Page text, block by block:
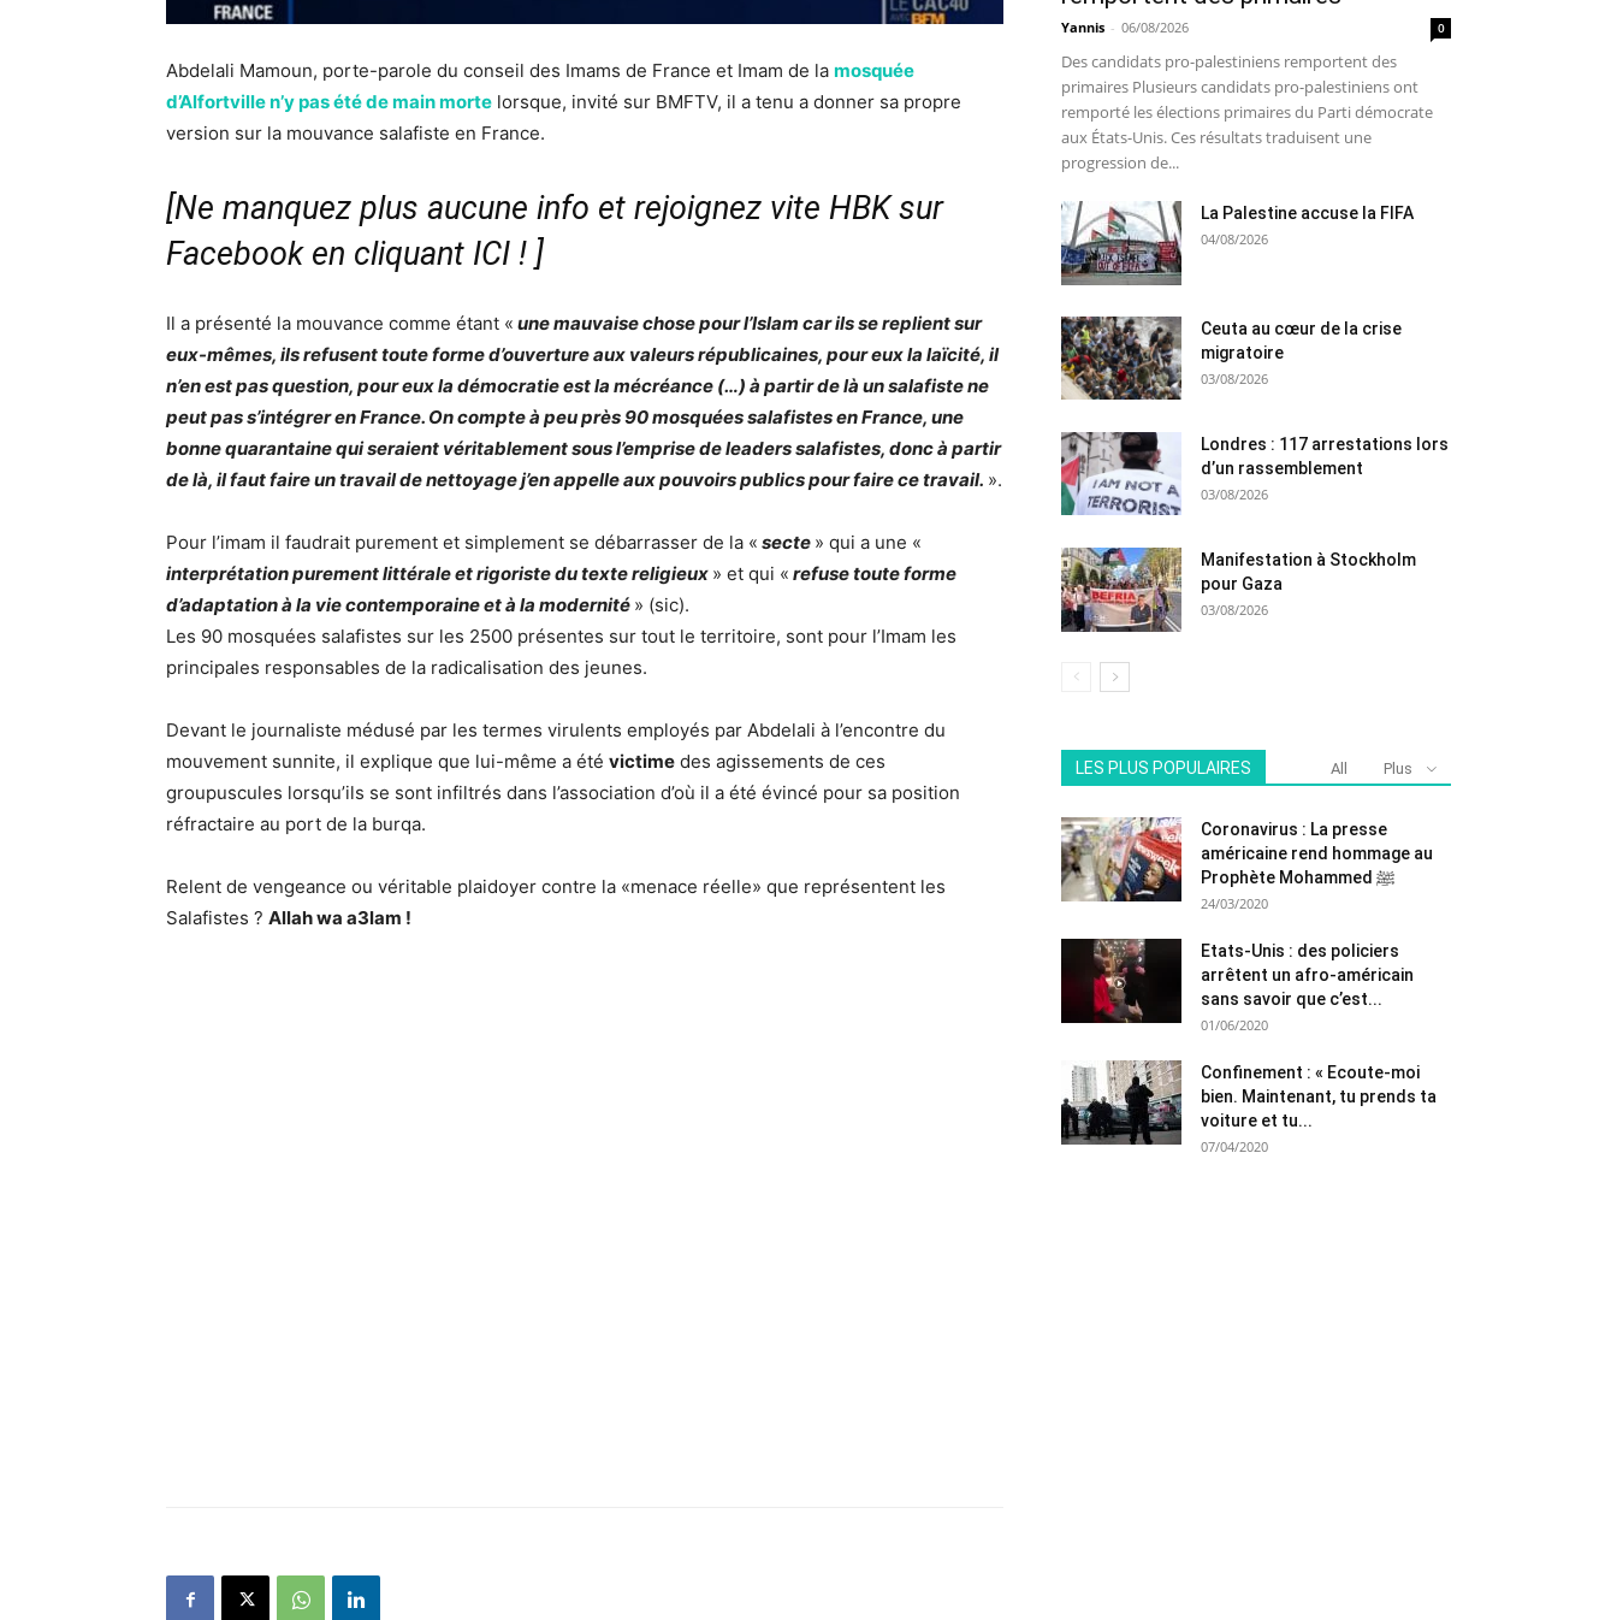
Abdelali Mamoun, porte-parole du conseil des Imams de France et Imam de la mosquée
d’Alfortville n’y pas été de main morte lorsque, invité sur BMFTV, il a tenu a donner sa propre
version sur la mouvance salafiste en France.
[Ne manquez plus aucune info et rejoignez vite HBK sur
Facebook en cliquant ICI ! ]
Il a présenté la mouvance comme étant « une mauvaise chose pour l’Islam car ils se replient sur
eux-mêmes, ils refusent toute forme d’ouverture aux valeurs républicaines, pour eux la laïcité, il
n’en est pas question, pour eux la démocratie est la mécréance (…) à partir de là un salafiste ne
peut pas s’intégrer en France. On compte à peu près 90 mosquées salafistes en France, une
bonne quarantaine qui seraient véritablement sous l’emprise de leaders salafistes, donc à partir
de là, il faut faire un travail de nettoyage j’en appelle aux pouvoirs publics pour faire ce travail. ».
Pour l’imam il faudrait purement et simplement se débarrasser de la « secte » qui a une «
interprétation purement littérale et rigoriste du texte religieux » et qui « refuse toute forme
d’adaptation à la vie contemporaine et à la modernité » (sic).
Les 90 mosquées salafistes sur les 2500 présentes sur tout le territoire, sont pour l’Imam les
principales responsables de la radicalisation des jeunes.
Devant le journaliste médusé par les termes virulents employés par Abdelali à l’encontre du
mouvement sunnite, il explique que lui-même a été victime des agissements de ces
groupuscules lorsqu’ils se sont infiltrés dans l’association d’où il a été évincé pour sa position
réfractaire au port de la burqa.
Relent de vengeance ou véritable plaidoyer contre la «menace réelle» que représentent les
Salafistes ? Allah wa a3lam !
Yannis - 06/08/2026 0
Des candidats pro-palestiniens remportent des
primaires Plusieurs candidats pro-palestiniens ont
remporté les élections primaires du Parti démocrate
aux États-Unis. Ces résultats traduisent une
progression de...
La Palestine accuse la FIFA
04/08/2026
Ceuta au cœur de la crise
migratoire
03/08/2026
Londres : 117 arrestations lors
d’un rassemblement
03/08/2026
Manifestation à Stockholm
pour Gaza
03/08/2026
LES PLUS POPULAIRES All Plus
Coronavirus : La presse
américaine rend hommage au
Prophète Mohammed ﷺ
24/03/2020
Etats-Unis : des policiers
arrêtent un afro-américain
sans savoir que c’est...
01/06/2020
Confinement : « Ecoute-moi
bien. Maintenant, tu prends ta
voiture et tu...
07/04/2020